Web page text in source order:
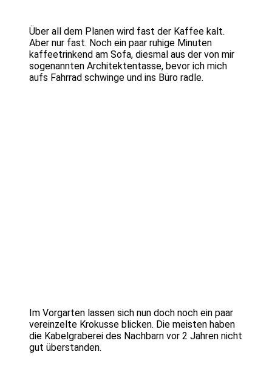
Über all dem Planen wird fast der Kaffee kalt.
Aber nur fast. Noch ein paar ruhige Minuten
kaffeetrinkend am Sofa, diesmal aus der von mir
sogenannten Architektentasse, bevor ich mich
aufs Fahrrad schwinge und ins Büro radle.
Im Vorgarten lassen sich nun doch noch ein paar
vereinzelte Krokusse blicken. Die meisten haben
die Kabelgraberei des Nachbarn vor 2 Jahren nicht
gut überstanden.